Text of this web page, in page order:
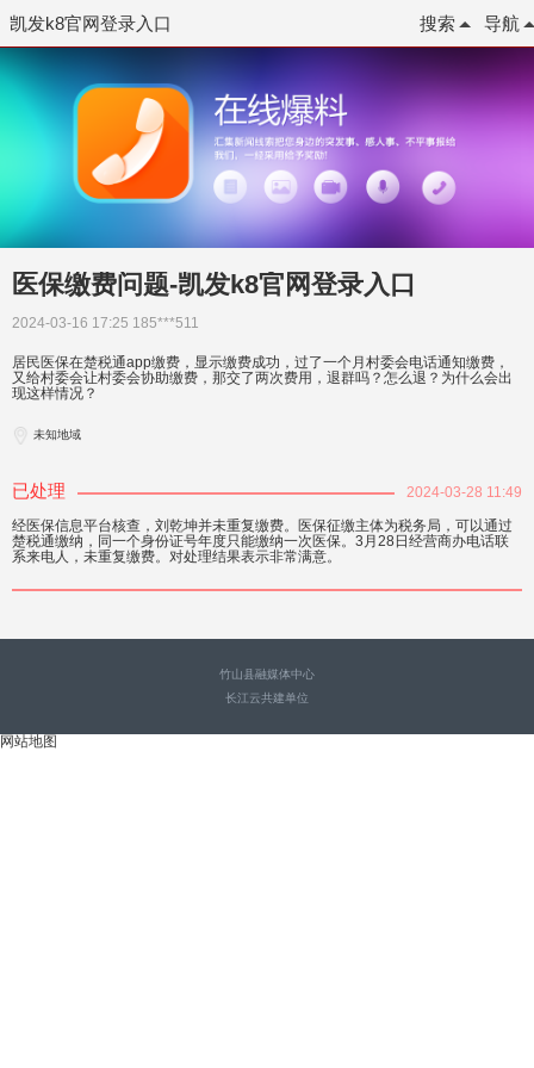
凯发k8官网登录入口 导航
搜索
医保缴费问题-凯发k8官网登录入口
2024-03-16 17:25 185***511
居民医保在楚税通app缴费，显示缴费成功，过了一个月村委会电话通知缴费，
又给村委会让村委会协助缴费，那交了两次费用，退群吗？怎么退？为什么会出
现这样情况？
未知地域
已处理
2024-03-28 11:49
经医保信息平台核查，刘乾坤并未重复缴费。医保征缴主体为税务局，可以通过
楚税通缴纳，同一个身份证号年度只能缴纳一次医保。3月28日经营商办电话联
系来电人，未重复缴费。对处理结果表示非常满意。
竹山县融媒体中心
长江云共建单位
网站地图